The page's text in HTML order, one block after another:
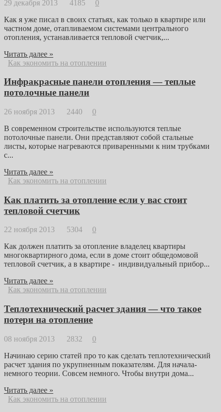
29 декабря 2013 4185 0
Как я уже писал в своих статьях, как только в квартире или
частном доме, отапливаемом системами центрального
отопления, устанавливается тепловой счетчик,...
Читать далее »
Как экономить на отоплении
Инфракрасные панели отопления — теплые
потолочные панели
26 ноября 2013 2440 0
В современном строительстве используются теплые
потолочные панели. Они представляют собой стальные
листы, которые нагреваются приваренными к ним трубками
с...
Читать далее »
Как экономить на отоплении
Как платить за отопление если у вас стоит
тепловой счетчик
22 ноября 2013 5304 0
Как должен платить за отопление владелец квартиры
многоквартирного дома, если в доме стоит общедомовой
тепловой счетчик, а в квартире - индивидуальный прибор...
Читать далее »
Как экономить на отоплении
Теплотехнический расчет здания — что такое
потери на отопление
08 ноября 2013 2832 0
Начинаю серию статей про то как сделать теплотехнический
расчет здания по укрупненным показателям. Для начала-
немного теории. Совсем немного. Чтобы внутри дома...
Читать далее »
Как экономить на отоплении